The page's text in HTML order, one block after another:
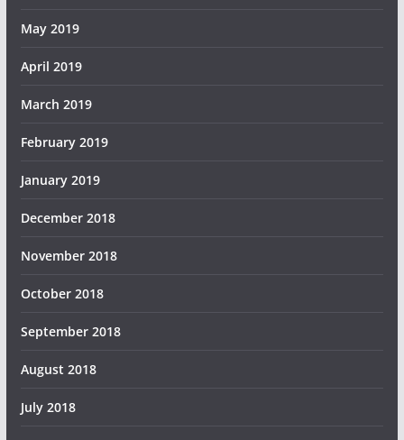
May 2019
April 2019
March 2019
February 2019
January 2019
December 2018
November 2018
October 2018
September 2018
August 2018
July 2018